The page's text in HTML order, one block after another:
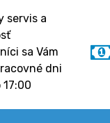
servis a
sa Vám
dni